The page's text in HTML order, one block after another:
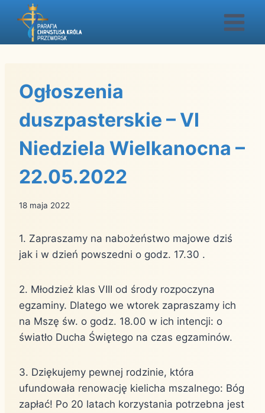
Przejdź
Ogłoszenia
duszpasterskie – VI
Niedziela Wielkanocna –
22.05.2022
18 maja 2022
1. Zapraszamy na nabożeństwo majowe dziś
jak i w dzień powszedni o godz. 17.30 .
2. Młodzież klas VIII od środy rozpoczyna
egzaminy. Dlatego we wtorek zapraszamy ich
na Mszę św. o godz. 18.00 w ich intencji: o
światło Ducha Świętego na czas egzaminów.
3. Dziękujemy pewnej rodzinie, która
ufundowała renowację kielicha mszalnego: Bóg
zapłać! Po 20 latach korzystania potrzebna jest